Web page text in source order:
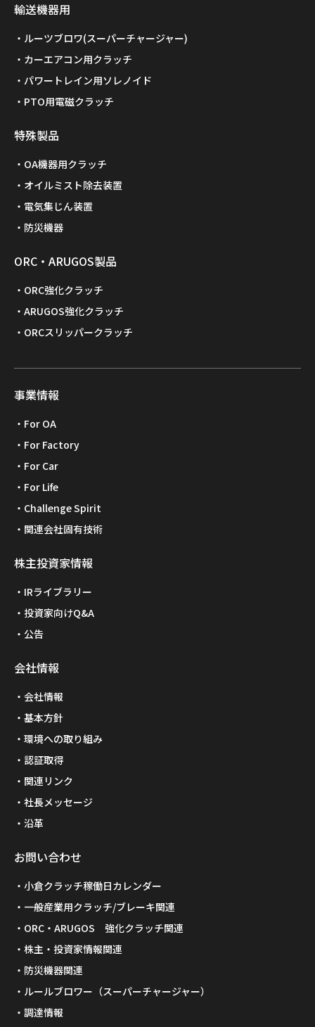
輸送機器用
ルーツブロワ(スーパーチャージャー)
カーエアコン用クラッチ
パワートレイン用ソレノイド
PTO用電磁クラッチ
特殊製品
OA機器用クラッチ
オイルミスト除去装置
電気集じん装置
防災機器
ORC・ARUGOS製品
ORC強化クラッチ
ARUGOS強化クラッチ
ORCスリッパークラッチ
事業情報
For OA
For Factory
For Car
For Life
Challenge Spirit
関連会社固有技術
株主投資家情報
IRライブラリー
投資家向けQ&A
公告
会社情報
会社情報
基本方針
環境への取り組み
認証取得
関連リンク
社長メッセージ
沿革
お問い合わせ
小倉クラッチ稼働日カレンダー
一般産業用クラッチ/ブレーキ関連
ORC・ARUGOS 強化クラッチ関連
株主・投資家情報関連
防災機器関連
ルールブロワー（スーパーチャージャー）
調達情報